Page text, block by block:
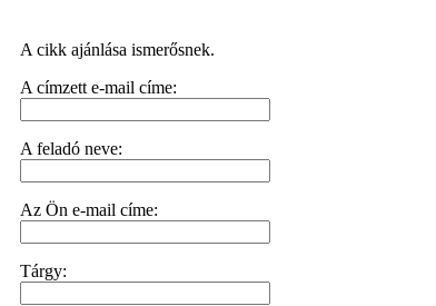
A cikk ajánlása ismerősnek.
A címzett e-mail címe:
A feladó neve:
Az Ön e-mail címe:
Tárgy: